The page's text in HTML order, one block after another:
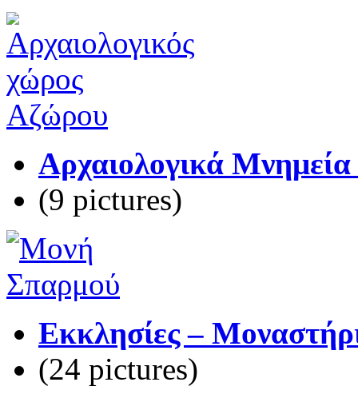
Αρχαιολογικά
(9 pictures)
Εκκλησίες –
(24 pictures)